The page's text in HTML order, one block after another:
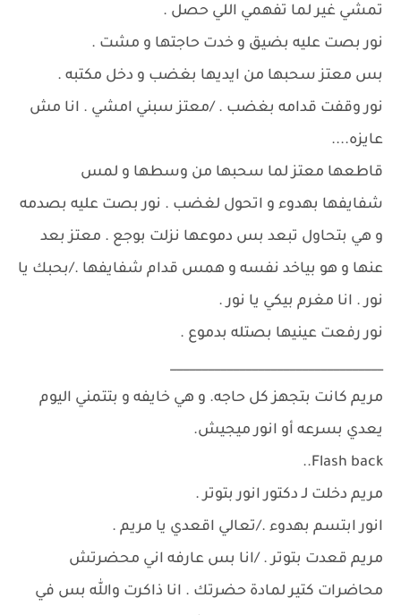
تمشي غير لما تفهمي اللي حصل .
نور بصت عليه بضيق و خدت حاجتها و مشت .
بس معتز سحبها من ايديها بغضب و دخل مكتبه .
نور وقفت قدامه بغضب . /معتز سبني امشي . انا مش
عايزه....
قاطعها معتز لما سحبها من وسطها و لمس
شفايفها بهدوء و اتحول لغضب . نور بصت عليه بصدمه
و هي بتحاول تبعد بس دموعها نزلت بوجع . معتز بعد
عنها و هو بياخد نفسه و همس قدام شفايفها ./بحبك يا
نور . انا مغرم بيكي يا نور .
نور رفعت عينيها بصتله بدموع .
__________________________________
مريم كانت بتجهز كل حاجه. و هي خايفه و بتتمني اليوم
يعدي بسرعه أو انور ميجيش.
Flash back..
مريم دخلت لـ دكتور انور بتوتر .
انور ابتسم بهدوء ./تعالي اقعدي يا مريم .
مريم قعدت بتوتر . /انا بس عارفه اني محضرتش
محاضرات كتير لمادة حضرتك . انا ذاكرت والله بس في